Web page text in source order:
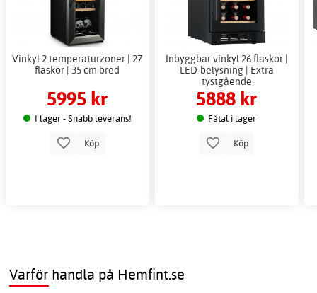
Vinkyl 2 temperaturzoner | 27
flaskor | 35 cm bred
5995 kr
I lager - Snabb leverans!
Köp
Inbyggbar vinkyl 26 flaskor |
LED-belysning | Extra
tystgående
5888 kr
Fåtal i lager
Köp
Varför handla på Hemfint.se